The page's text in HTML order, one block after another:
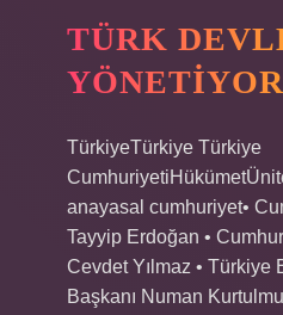
TÜRK
TürkiyeTürkiye Türkiye
anayasal cumhuriyet•
Tayyip Erdoğan •
Cevdet Yılmaz • Türkiye
Başkanı Numan